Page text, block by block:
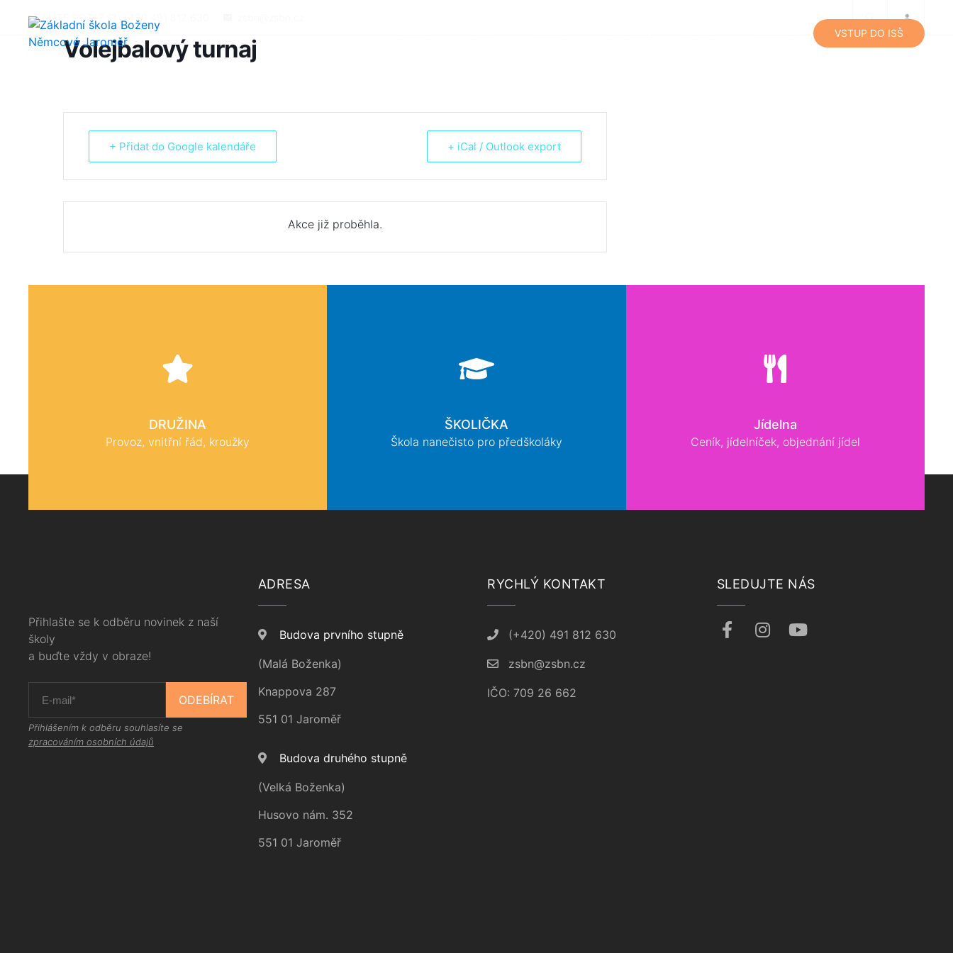
MÁTE DOTAZY? +420 491 812 630
VSTUP DO ISŠ
Volejbalový turnaj
+ Přidat do Google kalendáře + iCal / Outlook export
Akce již proběhla.
DRUŽINA
Provoz, vnitřní řád, kroužky
ŠKOLIČKA
Škola nanečisto pro předškoláky
Jídelna
Ceník, jídelníček, objednání jídel
Přihlašte se k odběru novinek z naší
školy
a buďte vždy v obraze!
ODEBÍRAT
Přihlášením k odběru souhlasíte se
zpracováním osobních údajů
ADRESA
Budova prvního stupně
(Malá Boženka)
Knappova 287
551 01 Jaroměř
Budova druhého stupně
(Velká Boženka)
Husovo nám. 352
551 01 Jaroměř
RYCHLÝ KONTAKT
(+420) 491 812 630
zsbn@zsbn.cz
IČO: 709 26 662
SLEDUJTE NÁS